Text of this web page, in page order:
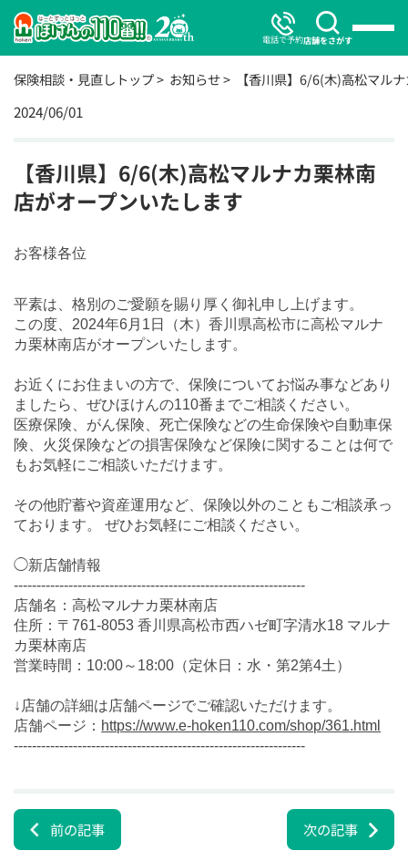
電話で予約店舗をさがす
保険相談・見直しトップ お知らせ 【香川県】6/6(木)高松マル
2024/06/01
【香川県】6/6(木)高松マルナカ栗林南
店がオープンいたします
お客様各位
平素は、格別のご愛願を賜り厚く御礼申し上げます。
この度、2024年6月1日（木）香川県高松市に高松マルナ
カ栗林南店がオープンいたします。
お近くにお住まいの方で、保険についてお悩み事などあり
ましたら、ぜひほけんの110番までご相談ください。
医療保険、がん保険、死亡保険などの生命保険や自動車保
険、火災保険などの損害保険など保険に関することは何で
もお気軽にご相談いただけます。
その他貯蓄や資産運用など、保険以外のこともご相談承っ
ております。 ぜひお気軽にご相談ください。
◯新店舗情報
----------------------------------------------------------------
店舗名：高松マルナカ栗林南店
住所：〒761-8053 香川県高松市西ハゼ町字清水18 マルナ
カ栗林南店
営業時間：10:00～18:00（定休日：水・第2第4土）
↓店舗の詳細は店舗ページでご確認いただけます。
店舗ページ： https://www.e-hoken110.com/shop/361.html
----------------------------------------------------------------
前の記事 次の記事